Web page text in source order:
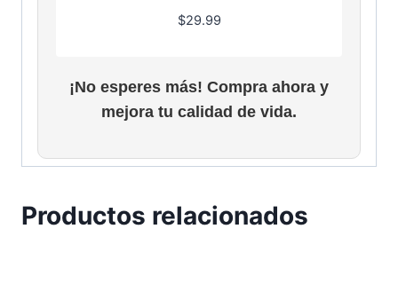
$29.99
¡No esperes más! Compra ahora y
mejora tu calidad de vida.
Productos relacionados